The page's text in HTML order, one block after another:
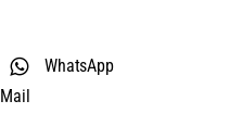
WhatsApp
Mail